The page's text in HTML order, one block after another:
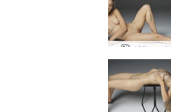
október nekt